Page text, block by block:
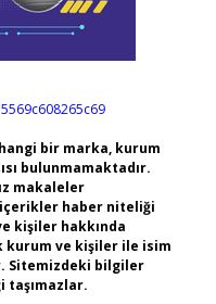
bir marka, kurum
bulunmamaktadır.
makaleler
içerikler haber niteliği
kişiler hakkında
kurum ve kişiler ile isim
Sitemizdeki bilgiler
taşımazlar.